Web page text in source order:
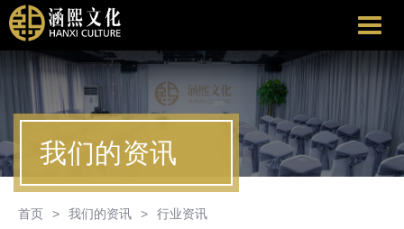
涵
化
我们的资讯
首页 > 我们的资讯 > 行业资讯